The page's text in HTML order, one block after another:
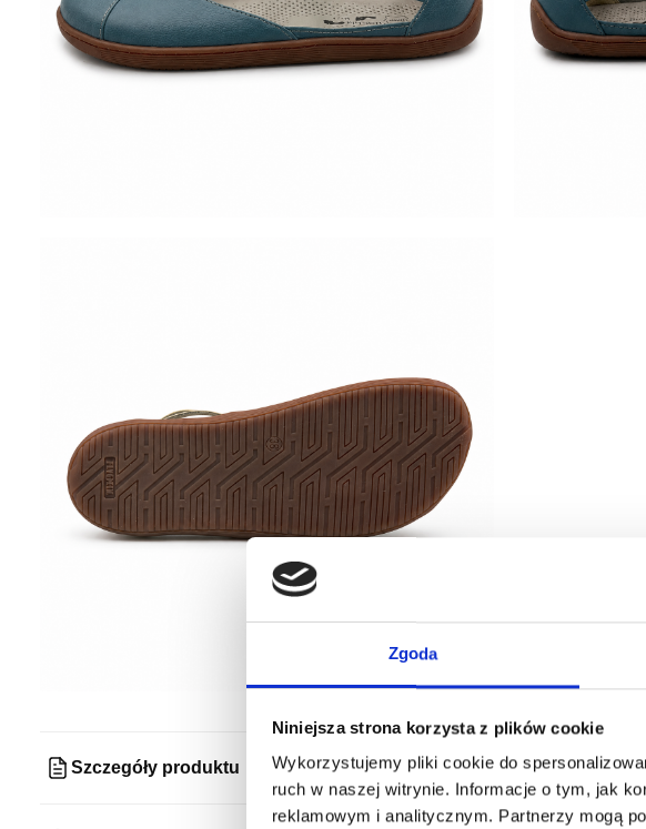
Zgoda
Niniejsza strona korzysta z plików cookie
Wykorzystujemy pliki cookie do
ruch w naszej witrynie. Informacje o tym, jak
reklamowym i analitycznym. Partnerzy mogą
Szczegóły produktu